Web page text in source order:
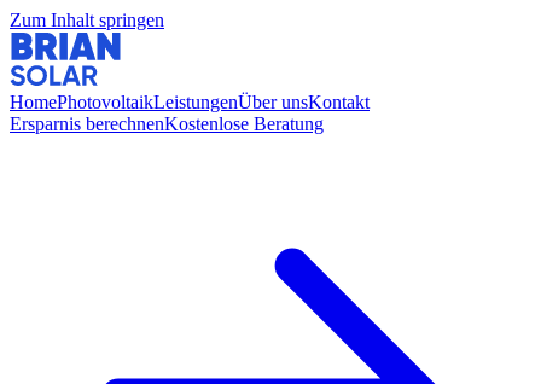
Zum Inhalt springen
HomePhotovoltaikLeistungenÜber unsKontakt
Ersparnis berechnenKostenlose Beratung